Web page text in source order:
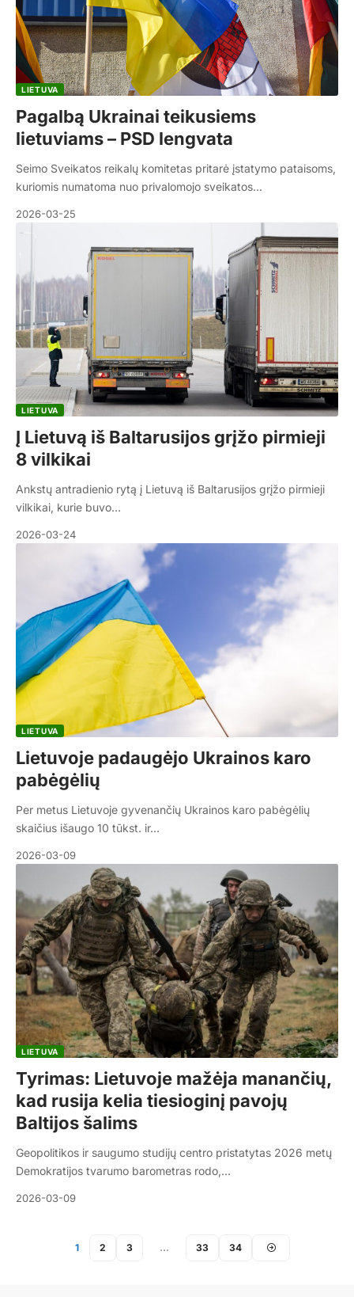
LIETUVA
Pagalbą Ukrainai teikusiems
lietuviams – PSD lengvata
Seimo Sveikatos reikalų komitetas pritarė įstatymo pataisoms,
kuriomis numatoma nuo privalomojo sveikatos…
2026-03-25
LIETUVA
Į Lietuvą iš Baltarusijos grįžo pirmieji
8 vilkikai
Ankstų antradienio rytą į Lietuvą iš Baltarusijos grįžo pirmieji
vilkikai, kurie buvo…
2026-03-24
LIETUVA
Lietuvoje padaugėjo Ukrainos karo
pabėgėlių
Per metus Lietuvoje gyvenančių Ukrainos karo pabėgėlių
skaičius išaugo 10 tūkst. ir…
2026-03-09
LIETUVA
Tyrimas: Lietuvoje mažėja manančių,
kad rusija kelia tiesioginį pavojų
Baltijos šalims
Geopolitikos ir saugumo studijų centro pristatytas 2026 metų
Demokratijos tvarumo barometras rodo,…
2026-03-09
1 2 3 … 33 34